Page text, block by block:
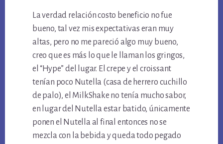
La verdad relación costo beneficio no fue
bueno, tal vez mis expectativas eran muy
altas, pero no me pareció algo muy bueno,
creo que es más lo que le llaman los gringos,
el “Hype” del lugar. El crepe y el croissant
tenían poco Nutella (casa de herrero cuchillo
de palo), el MilkShake no tenía mucho sabor,
en lugar del Nutella estar batido, únicamente
ponen el Nutella al final entonces no se
mezcla con la bebida y queda todo pegado